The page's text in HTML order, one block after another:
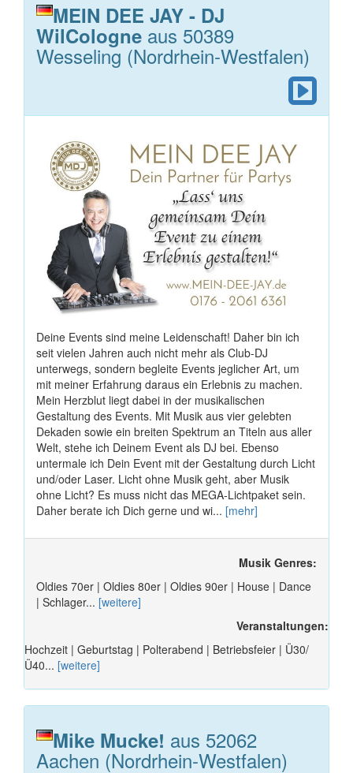
MEIN DEE JAY - DJ
WilCologne aus 50389
Wesseling (Nordrhein-Westfalen)
Deine Events sind meine Leidenschaft! Daher bin ich
seit vielen Jahren auch nicht mehr als Club-DJ
unterwegs, sondern begleite Events jeglicher Art, um
mit meiner Erfahrung daraus ein Erlebnis zu machen.
Mein Herzblut liegt dabei in der musikalischen
Gestaltung des Events. Mit Musik aus vier gelebten
Dekaden sowie ein breiten Spektrum an Titeln aus aller
Welt, stehe ich Deinem Event als DJ bei. Ebenso
untermale ich Dein Event mit der Gestaltung durch Licht
und/oder Laser. Licht ohne Musik geht, aber Musik
ohne Licht? Es muss nicht das MEGA-Lichtpaket sein.
Daher berate ich Dich gerne und wi... [mehr]
Musik Genres:
Oldies 70er | Oldies 80er | Oldies 90er | House | Dance
| Schlager... [weitere]
Veranstaltungen:
Hochzeit | Geburtstag | Polterabend | Betriebsfeier | Ü30/
Ü40... [weitere]
Mike Mucke! aus 52062
Aachen (Nordrhein-Westfalen)